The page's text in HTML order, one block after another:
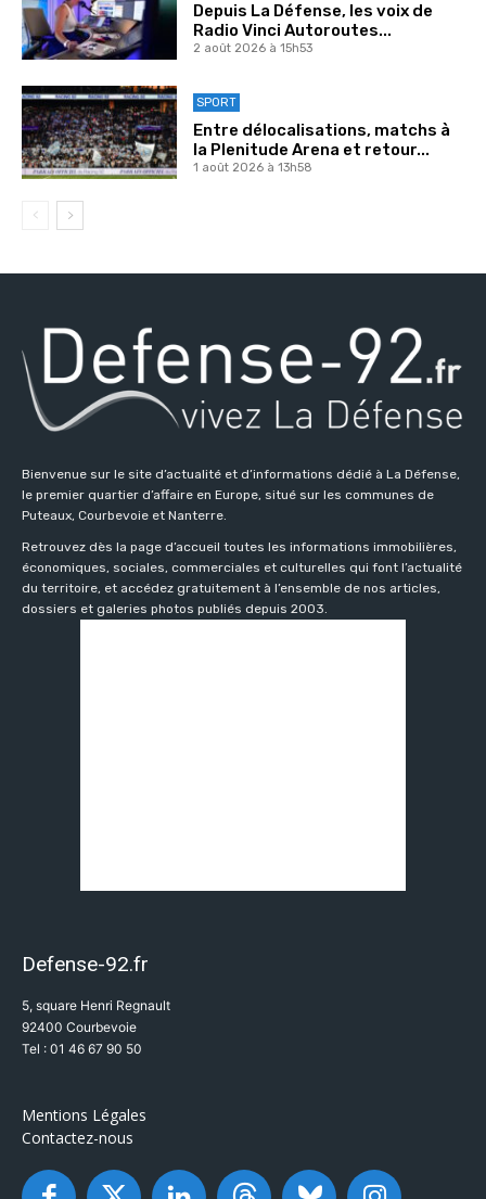
Depuis La Défense, les voix de
Radio Vinci Autoroutes...
2 août 2026 à 15h53
SPORT
Entre délocalisations, matchs à
la Plenitude Arena et retour...
1 août 2026 à 13h58
Bienvenue sur le site d’actualité et d’informations dédié à La Défense,
le premier quartier d’affaire en Europe, situé sur les communes de
Puteaux, Courbevoie et Nanterre.
Retrouvez dès la page d’accueil toutes les informations immobilières,
économiques, sociales, commerciales et culturelles qui font l’actualité
du territoire, et accédez gratuitement à l’ensemble de nos articles,
dossiers et galeries photos publiés depuis 2003.
Defense-92.fr
5, square Henri Regnault
92400 Courbevoie
Tel : 01 46 67 90 50
Mentions Légales
Contactez-nous